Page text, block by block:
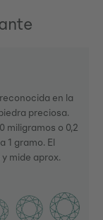
en la
preciosa.
miligramos o 0,2
1 gramo. El
mide aprox.